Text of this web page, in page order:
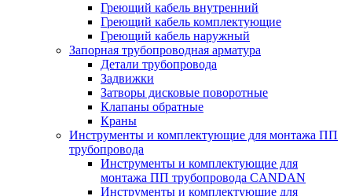
Греющий кабель внутренний
Греющий кабель комплектующие
Греющий кабель наружный
Запорная трубопроводная арматура
Детали трубопровода
Задвижки
Затворы дисковые поворотные
Клапаны обратные
Краны
Инструменты и комплектующие для монтажа ПП
трубопровода
Инструменты и комплектующие для
монтажа ПП трубопровода CANDAN
Инструменты и комплектующие для